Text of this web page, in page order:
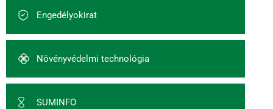
Engedélyokirat
Növényvédelmi technológia
SUMINFO